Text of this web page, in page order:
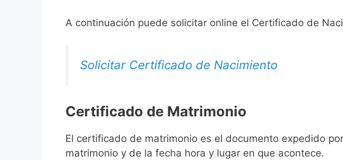
A continuación puede solicitar online el Certificado de
Solicitar Certificado de Nacimiento
Certificado de Matrimonio
El certificado de matrimonio es el documento expedido
matrimonio y de la fecha hora y lugar en que acontece.